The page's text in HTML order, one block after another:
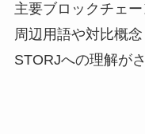
主要ブロックチェ
周辺用語や対比概
STORJへの理解が